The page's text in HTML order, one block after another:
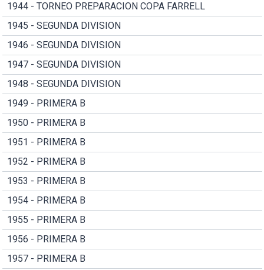
1944 - TORNEO PREPARACION COPA FARRELL
1945 - SEGUNDA DIVISION
1946 - SEGUNDA DIVISION
1947 - SEGUNDA DIVISION
1948 - SEGUNDA DIVISION
1949 - PRIMERA B
1950 - PRIMERA B
1951 - PRIMERA B
1952 - PRIMERA B
1953 - PRIMERA B
1954 - PRIMERA B
1955 - PRIMERA B
1956 - PRIMERA B
1957 - PRIMERA B